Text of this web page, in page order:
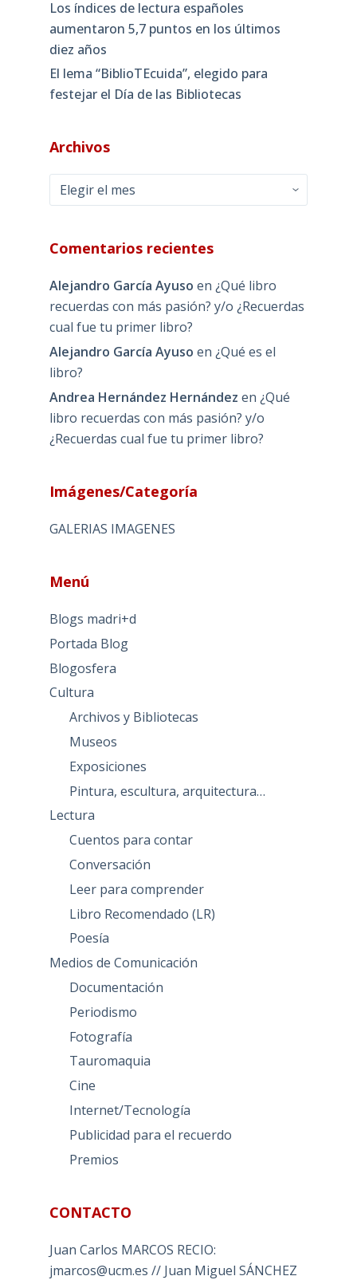
Los índices de lectura españoles
aumentaron 5,7 puntos en los últimos
diez años
El lema “BiblioTEcuida”, elegido para
festejar el Día de las Bibliotecas
Archivos
Archivos
Comentarios recientes
Alejandro García Ayuso en ¿Qué libro
recuerdas con más pasión? y/o ¿Recuerdas
cual fue tu primer libro?
Alejandro García Ayuso en ¿Qué es el
libro?
Andrea Hernández Hernández en ¿Qué
libro recuerdas con más pasión? y/o
¿Recuerdas cual fue tu primer libro?
Imágenes/Categoría
GALERIAS IMAGENES
Menú
Blogs madri+d
Portada Blog
Blogosfera
Cultura
Archivos y Bibliotecas
Museos
Exposiciones
Pintura, escultura, arquitectura…
Lectura
Cuentos para contar
Conversación
Leer para comprender
Libro Recomendado (LR)
Poesía
Medios de Comunicación
Documentación
Periodismo
Fotografía
Tauromaquia
Cine
Internet/Tecnología
Publicidad para el recuerdo
Premios
CONTACTO
Juan Carlos MARCOS RECIO:
jmarcos@ucm.es // Juan Miguel SÁNCHEZ